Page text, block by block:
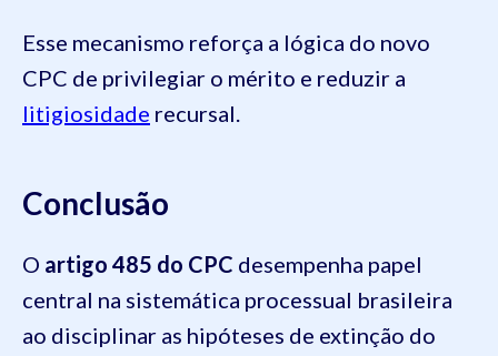
Esse mecanismo reforça a lógica do novo
CPC de privilegiar o mérito e reduzir a
litigiosidade recursal.
Conclusão
O artigo 485 do CPC desempenha papel
central na sistemática processual brasileira
ao disciplinar as hipóteses de extinção do